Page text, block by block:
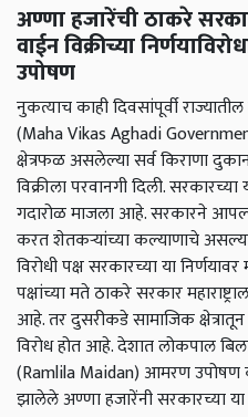
अण्णा हजारेंची ठाकरे
वाईन विक्रीच्या
उपोषण
नुकत्याच काही दिवसांपूर्वी
(Maha Vikas Aghadi
क्षेत्रफळ असलेल्या सर्व किराणा
विक्रीला परवानगी दिली.
गदारोळ माजला आहे. सरकारने
करत शेतकऱ्यांच्या कल्याणाचे
विरोधी पक्ष सरकारच्या या
पक्षांच्या मते ठाकरे सरकार
आहे. तर दुसरीकडे सामाजिक
विरोध होत आहे. देशात लोकपाल
(Ramlila Maidan) आमरण उपोषण
झालेले अण्णा हजारेंनी सरकारच्या